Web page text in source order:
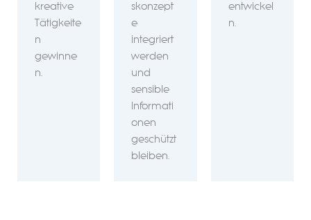
kreative
Tätigkeite
n
gewinne
n.
skonzept
e
integriert
werden
und
sensible
Informati
onen
geschützt
bleiben.
entwickel
n.